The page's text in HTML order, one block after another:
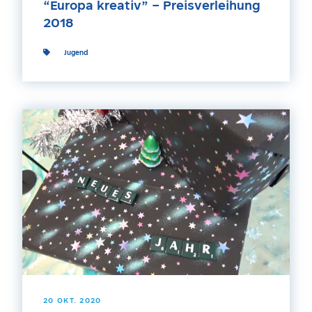
“Europa kreativ” – Preisverleihung
2018
Jugend
20 OKT. 2020